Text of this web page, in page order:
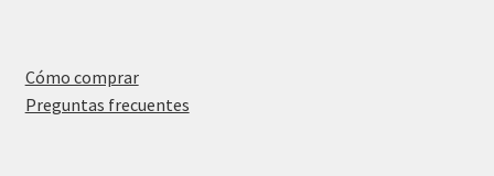
Cómo comprar
Preguntas frecuentes